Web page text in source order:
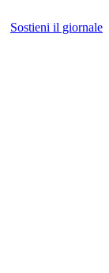
Sostieni il giornale